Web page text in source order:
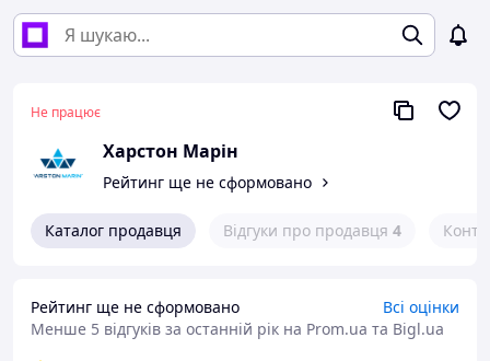
Не працює
Харстон Марін
Рейтинг ще не сформовано
Каталог продавця Відгуки про продавця 4
Рейтинг ще не сформовано
Всі оцінки
Менше 5 відгуків за останній рік на Prom.ua та Bigl.ua